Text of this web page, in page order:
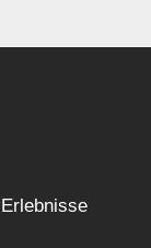
Erlebnisse